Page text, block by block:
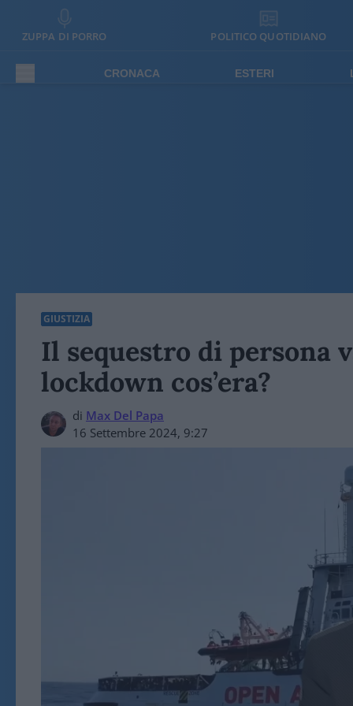
ZUPPA DI PORRO POLITICO QUOTIDIANO
CRONACA ESTERI
GIUSTIZIA
Il sequestro di persona
lockdown cos’era?
di Max Del Papa
16 Settembre 2024, 9:27